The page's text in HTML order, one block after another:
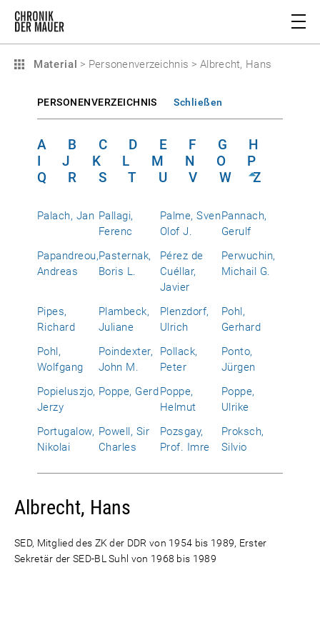
Material > Personenverzeichnis > Albrecht, Hans
PERSONENVERZEICHNIS Schließen
A B C D E F G
H
I
J K L M N O
P
Q
R S T U V W Z
Palach, Jan Pallagi,
Ferenc
Palme, Sven
Olof J.
Pannach,
Gerulf
Papandreou,
Andreas
Pasternak,
Boris L.
Pérez de
Cuéllar,
Javier
Perwuchin,
Michail G.
Pipes,
Richard
Plambeck,
Juliane
Plenzdorf,
Ulrich
Pohl,
Gerhard
Pohl,
Wolfgang
Poindexter,
John M.
Pollack,
Peter
Ponto,
Jürgen
Popieluszjo,
Jerzy
Poppe, GerdPoppe,
Helmut
Poppe,
Ulrike
Portugalow,
Nikolai
Powell, Sir
Charles
Pozsgay,
Prof. Imre
Proksch,
Silvio
Albrecht, Hans
SED, Mitglied des ZK der DDR von 1954 bis 1989, Erster
Sekretär der SED-BL Suhl von 1968 bis 1989